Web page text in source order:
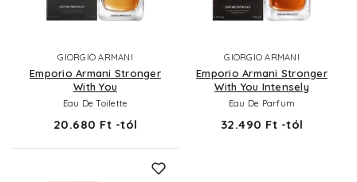
GIORGIO ARMANI
Emporio Armani Stronger
With You
Eau De Toilette
20.680 Ft -tól
GIORGIO ARMANI
Emporio Armani Stronger
With You Intensely
Eau De Parfum
32.490 Ft -tól